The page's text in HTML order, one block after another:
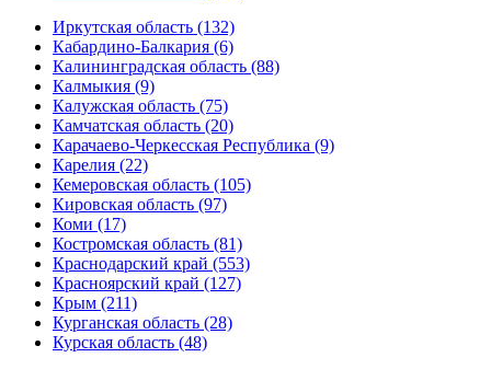
Иркутская область (132)
Кабардино-Балкария (6)
Калининградская область (88)
Калмыкия (9)
Калужская область (75)
Камчатская область (20)
Карачаево-Черкесская Республика (9)
Карелия (22)
Кемеровская область (105)
Кировская область (97)
Коми (17)
Костромская область (81)
Краснодарский край (553)
Красноярский край (127)
Крым (211)
Курганская область (28)
Курская область (48)